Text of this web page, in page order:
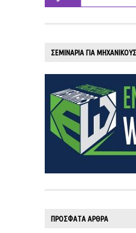
ΣΕΜΙΝΑΡΙΑ ΓΙΑ ΜΗΧΑΝΙΚΟΥΣ
ΠΡΟΣΦΑΤΑ ΑΡΘΡΑ